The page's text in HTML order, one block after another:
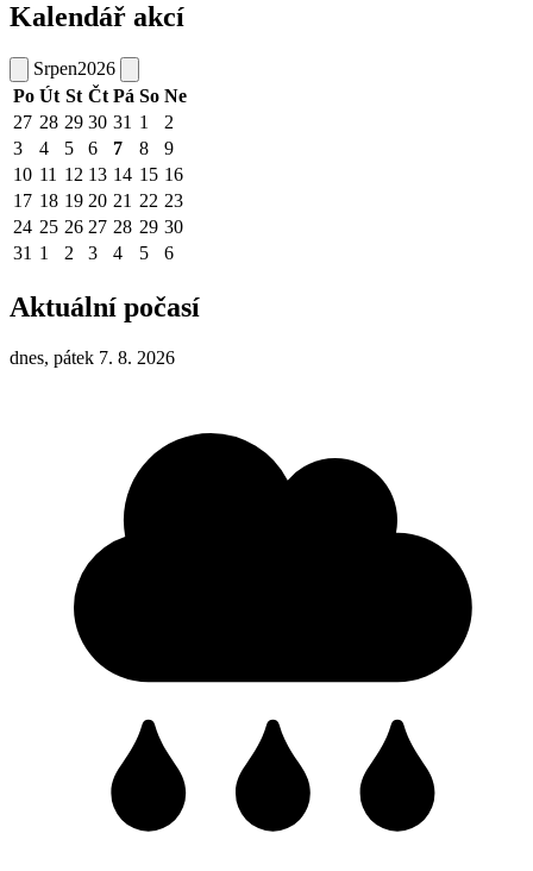
Kalendář akcí
Srpen2026
Po Út St Čt Pá So Ne
27 28 29 30 31 1
2
3
4 5 6 7 8
9
10 11 12 13 14 15 16
17 18 19 20 21 22 23
24 25 26 27 28 29 30
31 1 2 3 4 5 6
Aktuální počasí
dnes, pátek 7. 8. 2026